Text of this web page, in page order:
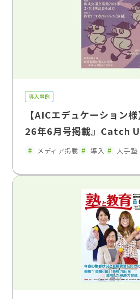
導入事例
【AICエデュケーション
26年6月号掲載』Catch
を「集める」から「活か
のコミュニケーション
メディア掲載 導入 大手塾